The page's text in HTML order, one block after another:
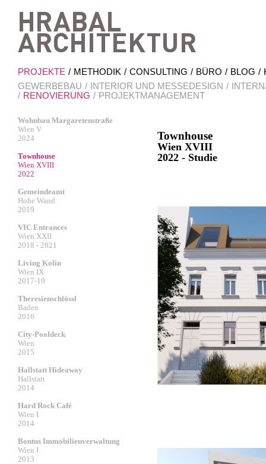
PROJEKTE METHODIK CONSULTING BÜRO BLOG
GEWERBEBAU
INTERIOR UND MESSEDESIGN
RENOVIERUNG
PROJEKTMANAGEMENT
Wohnbau Margaretenstraße
Wien V
2024
Townhouse
Wien XVIII
2022
Gemeindeamt
Hohe Wand
2019
VIC Entrances
Wien XXII
2018 - 2021
Living Kolin
Wien IX
2017-19
Theresienschlössl
Baden
2016
City-Pooldeck
Wien
2015
Hallstatt Hideaway
Hallstatt
2014
Hard Rock Café
Wien I
2014
Bontus Immobilienverwaltung
Wien I
2013
Townhouse
Wien XVIII
2022 - Studie